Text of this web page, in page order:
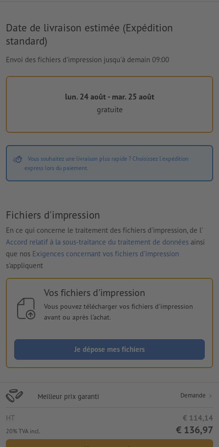
Date de livraison estimée (Expédition
standard)
Envoi des fichiers d'impression jusqu'à demain 09:00
lun. 24 août - mar. 25 août
gratuite
Vous souhaitez une livraison plus rapide ? Choisissez l'expédition
express lors du paiement.
Fichiers d'impression
En ce qui concerne le traitement des fichiers d'impression, de l'
Accord relatif à la sous-traitance du traitement de données ainsi
que nos Exigences concernant vos fichiers d'impression
s'appliquent
Vos fichiers d'impression
Vous pouvez télécharger vos fichiers d'impression
avant ou après l'achat.
Je dépose mes fichiers
Meilleur prix garanti Demande
HT € 114,14
20% TVA incl. € 136,97